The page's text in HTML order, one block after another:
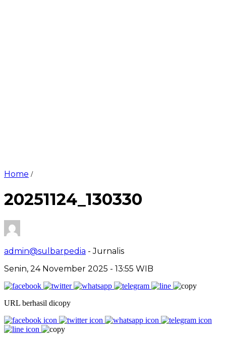
Home /
20251124_130330
admin@sulbarpedia - Jurnalis
Senin, 24 November 2025 - 13:55 WIB
URL berhasil dicopy